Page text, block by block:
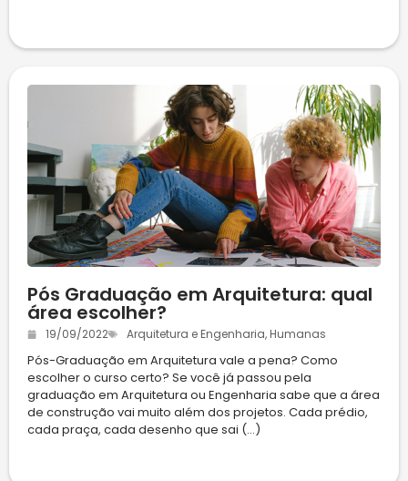
Pós Graduação em Arquitetura: qual
área escolher?
19/09/2022 Arquitetura e Engenharia, Humanas
Pós-Graduação em Arquitetura vale a pena? Como
escolher o curso certo? Se você já passou pela
graduação em Arquitetura ou Engenharia sabe que a área
de construção vai muito além dos projetos. Cada prédio,
cada praça, cada desenho que sai (...)